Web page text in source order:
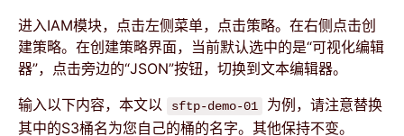
进入IAM模块，点击左侧菜单，点击策略。在右侧点击创
建策略。在创建策略界面，当前默认选中的是“可视化编辑
器”，点击旁边的“JSON”按钮，切换到文本编辑器。
输入以下内容，本文以
sftp-demo-01
为例，请注意替换
其中的S3桶名为您自己的桶的名字。其他保持不变。